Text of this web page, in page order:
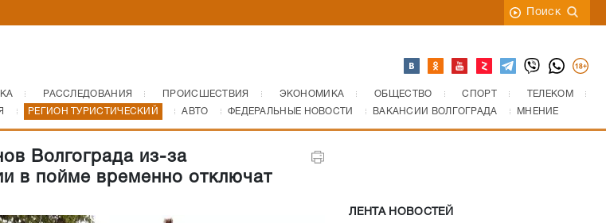
Поиск
РАССЛЕДОВАНИЯ ПРОИСШЕСТВИЯ ЭКОНОМИКА ОБЩЕСТВО СПОРТ
ТЕЛЕКОМ
РЕГИОН ТУРИСТИЧЕСКИЙ АВТО ФЕДЕРАЛЬНЫЕ НОВОСТИ ВАКАНСИИ ВОЛГОГРАДА МНЕНИЕ
Волгограда из-за
в пойме временно отключат
ЛЕНТА НОВОСТЕЙ